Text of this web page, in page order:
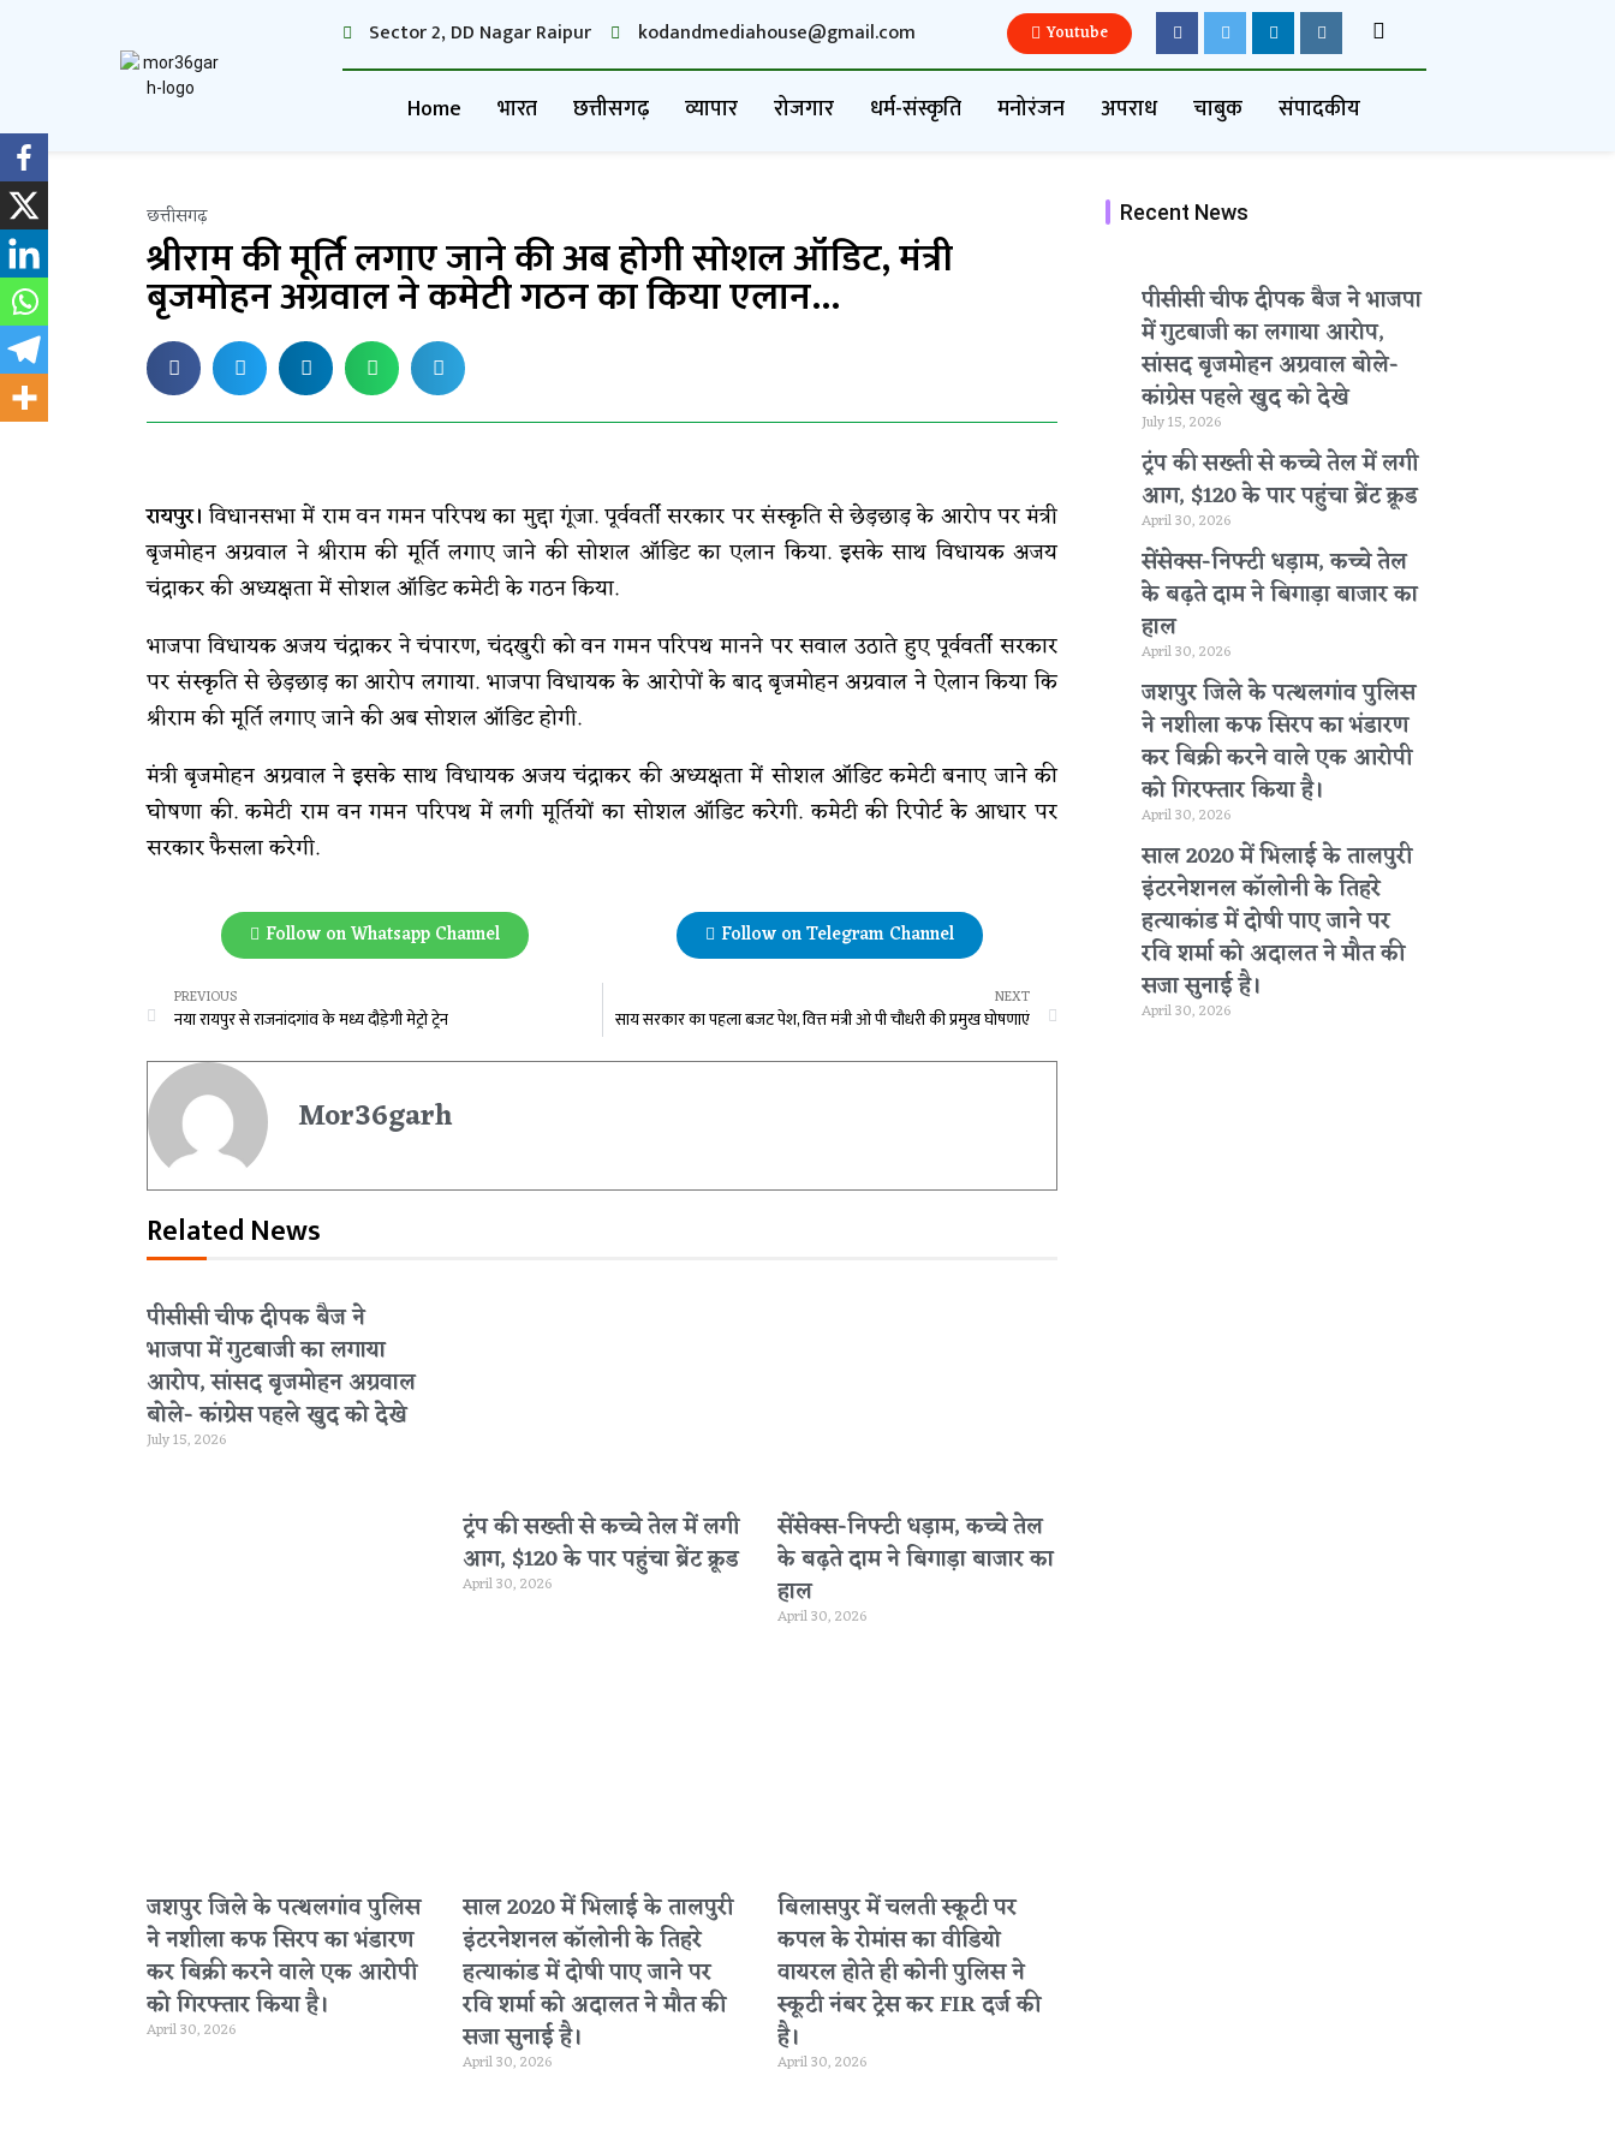
Sector 2, DD Nagar Raipur kodandmediahouse@gmail.com Youtube
Home भारत छत्तीसगढ़ व्यापार रोजगार धर्म-संस्कृति मनोरंजन अपराध चाबुक संपादकीय
छत्तीसगढ़
श्रीराम की मूर्ति लगाए जाने की अब होगी सोशल ऑडिट, मंत्री
बृजमोहन अग्रवाल ने कमेटी गठन का किया एलान…
रायपुर।विधानसभा में राम वन गमन परिपथ का मुद्दा गूंजा. पूर्ववर्ती सरकार पर संस्कृति से छेड़छाड़ के आरोप पर मंत्री
बृजमोहन अग्रवाल ने श्रीराम की मूर्ति लगाए जाने की सोशल ऑडिट का एलान किया. इसके साथ विधायक अजय
चंद्राकर की अध्यक्षता में सोशल ऑडिट कमेटी के गठन किया.
भाजपा विधायक अजय चंद्राकर ने चंपारण, चंदखुरी को वन गमन परिपथ मानने पर सवाल उठाते हुए पूर्ववर्ती सरकार
पर संस्कृति से छेड़छाड़ का आरोप लगाया. भाजपा विधायक के आरोपों के बाद बृजमोहन अग्रवाल ने ऐलान किया कि
श्रीराम की मूर्ति लगाए जाने की अब सोशल ऑडिट होगी.
मंत्री बृजमोहन अग्रवाल ने इसके साथ विधायक अजय चंद्राकर की अध्यक्षता में सोशल ऑडिट कमेटी बनाए जाने की
घोषणा की. कमेटी राम वन गमन परिपथ में लगी मूर्तियों का सोशल ऑडिट करेगी. कमेटी की रिपोर्ट के आधार पर
सरकार फैसला करेगी.
Follow on Whatsapp Channel Follow on Telegram Channel
PREVIOUS
नया रायपुर से राजनांदगांव के मध्य दौड़ेगी मेट्रो ट्रेन
NEXT
साय सरकार का पहला बजट पेश, वित्त मंत्री ओ पी चौधरी की प्रमुख घोषणाएं
Mor36garh
Related News
पीसीसी चीफ दीपक बैज ने
भाजपा में गुटबाजी का लगाया
आरोप, सांसद बृजमोहन अग्रवाल
बोले- कांग्रेस पहले खुद को देखे
July 15, 2026
ट्रंप की सख्ती से कच्चे तेल में लगी
आग, $120 के पार पहुंचा ब्रेंट क्रूड
April 30, 2026
सेंसेक्स-निफ्टी धड़ाम, कच्चे तेल
के बढ़ते दाम ने बिगाड़ा बाजार का
हाल
April 30, 2026
जशपुर जिले के पत्थलगांव पुलिस
ने नशीला कफ सिरप का भंडारण
कर बिक्री करने वाले एक आरोपी
को गिरफ्तार किया है।
April 30, 2026
साल 2020 में भिलाई के तालपुरी
इंटरनेशनल कॉलोनी के तिहरे
हत्याकांड में दोषी पाए जाने पर
रवि शर्मा को अदालत ने मौत की
सजा सुनाई है।
April 30, 2026
बिलासपुर में चलती स्कूटी पर
कपल के रोमांस का वीडियो
वायरल होते ही कोनी पुलिस ने
स्कूटी नंबर ट्रेस कर FIR दर्ज की
है।
April 30, 2026
Recent News
पीसीसी चीफ दीपक बैज ने भाजपा
में गुटबाजी का लगाया आरोप,
सांसद बृजमोहन अग्रवाल बोले-
कांग्रेस पहले खुद को देखे
July 15, 2026
ट्रंप की सख्ती से कच्चे तेल में लगी
आग, $120 के पार पहुंचा ब्रेंट क्रूड
April 30, 2026
सेंसेक्स-निफ्टी धड़ाम, कच्चे तेल
के बढ़ते दाम ने बिगाड़ा बाजार का
हाल
April 30, 2026
जशपुर जिले के पत्थलगांव पुलिस
ने नशीला कफ सिरप का भंडारण
कर बिक्री करने वाले एक आरोपी
को गिरफ्तार किया है।
April 30, 2026
साल 2020 में भिलाई के तालपुरी
इंटरनेशनल कॉलोनी के तिहरे
हत्याकांड में दोषी पाए जाने पर
रवि शर्मा को अदालत ने मौत की
सजा सुनाई है।
April 30, 2026